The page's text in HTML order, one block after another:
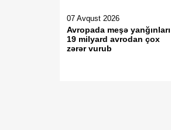
07 Avqust 2026
Avropada meşə yanğınları
19 milyard avrodan çox
zərər vurub